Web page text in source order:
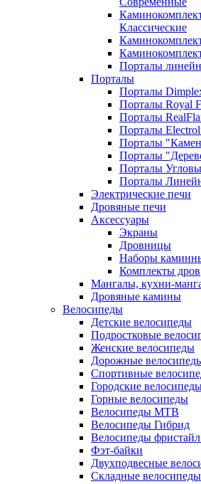
Классические
Порталы
Порталы
Порталы
Порталы Royal
Порталы
Порталы
Порталы
Порталы
Порталы
Порталы
Электрические печи
Дровяные печи
Аксессуары
Экраны
Дровницы
Наборы
Комплекты дров
Мангалы, кухни-
Дровяные камины
Велосипеды
Детские велосипеды
Подростковые
Женские велосипеды
Дорожные
Спортивные
Городские
Горные велосипеды
Велосипеды MTB
Велосипеды Гибрид
Велосипеды
Фэт-байки
Двухподвесные
Складные велосипеды